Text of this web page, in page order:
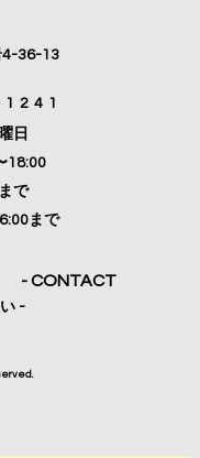
4-36-13
日
18:00
で
まで
- CONTACT
-